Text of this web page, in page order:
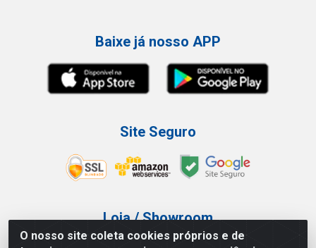
O nosso site coleta cookies próprios e de
Baixe já nosso APP
Site Seguro
Loja / Showroom
Tel.: (11) 3227-0546